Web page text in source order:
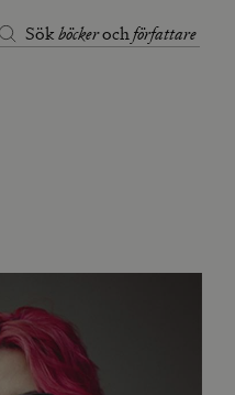
Sökböckerochförfattare